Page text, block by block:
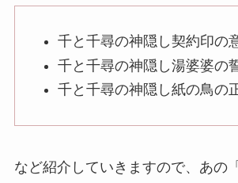
千と千尋の神隠し契約印の
千と千尋の神隠し湯婆婆の
千と千尋の神隠し紙の鳥の
など紹介していきますので、あの